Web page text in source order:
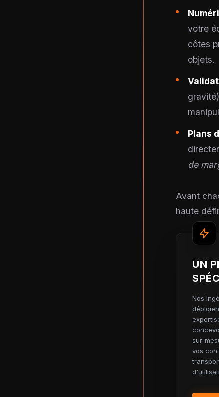
votre
côtes
objets.
Plans
de
Avant
haute
UN
Nos
sur-
vos